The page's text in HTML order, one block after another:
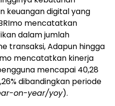
keuangan digital yang
mencatatkan
dalam jumlah
transaksi, Adapun hingga
mencatatkan kinerja
mencapai 40,28
dibandingkan periode
on-year/yoy).